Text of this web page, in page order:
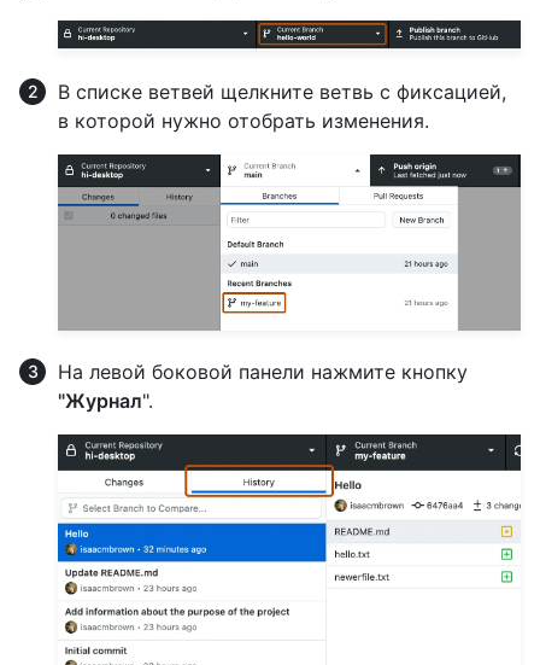
В списке ветвей щелкните ветвь с фиксацией,
в которой нужно отобрать изменения.
На левой боковой панели нажмите кнопку
"Журнал".